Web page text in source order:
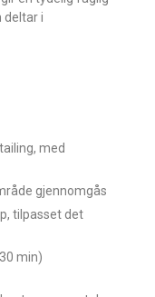
deltar i
med
gjennomgås
tilpasset det
min)